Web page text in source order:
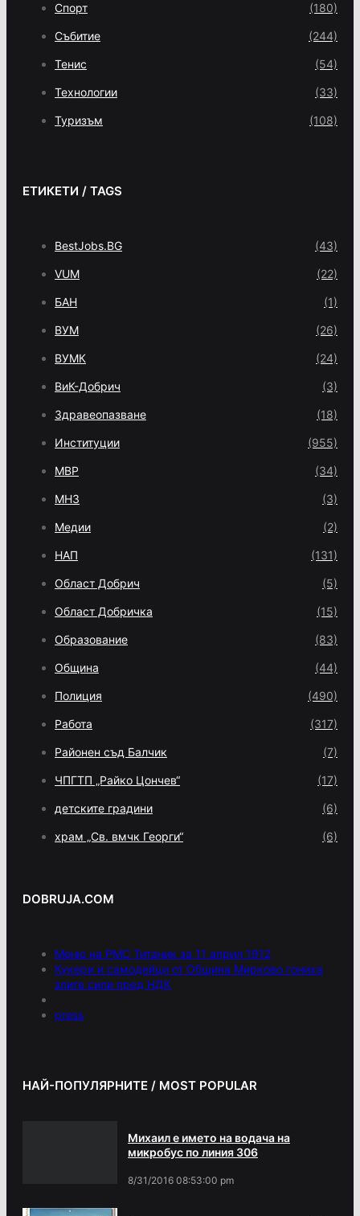
Спорт (180)
Събитие (244)
Тенис (54)
Технологии (33)
Туризъм (108)
ЕТИКЕТИ / TAGS
BestJobs.BG (43)
VUM (22)
БАН (1)
ВУМ (26)
ВУМК (24)
ВиК-Добрич (3)
Здравеопазване (18)
Институции (955)
МВР (34)
МНЗ (3)
Медии (2)
НАП (131)
Област Добрич (5)
Област Добричка (15)
Образование (83)
Община (44)
Полиция (490)
Работа (317)
Районен съд Балчик (7)
ЧПГТП „Райко Цончев“ (17)
детските градини (6)
храм „Св. вмчк Георги“ (6)
DOBRUJA.COM
Меню на РМС Титаник за 11 април 1912
Кукери и самодейци от Община Мирково гониха
злите сили пред НДК
press
НАЙ-ПОПУЛЯРНИТЕ / MOST POPULAR
Михаил е името на водача на
микробус по линия 306
8/31/2016 08:53:00 pm